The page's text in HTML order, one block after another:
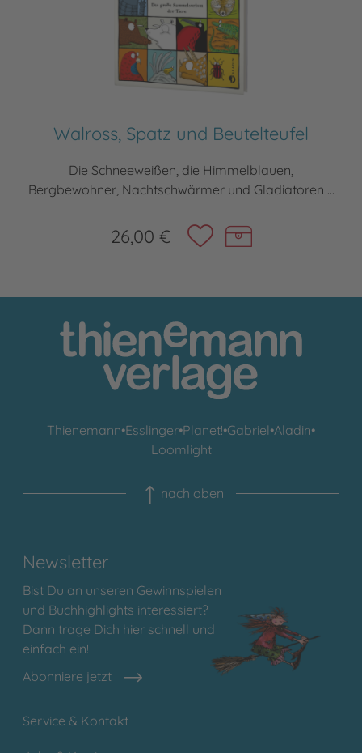
Walross, Spatz und Beutelteufel
Die Schneeweißen, die Himmelblauen,
Bergbewohner, Nachtschwärmer und Gladiatoren ...
26,00 €
Thienemann•Esslinger•Planet!•Gabriel•Aladin•
Loomlight
nach oben
Newsletter
Bist Du an unseren Gewinnspielen
und Buchhighlights interessiert?
Dann trage Dich hier schnell und
einfach ein!
Abonniere jetzt
Service & Kontakt